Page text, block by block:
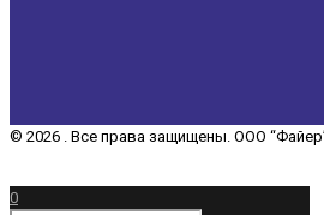
© 2026 . Все права защищены. ООО
0